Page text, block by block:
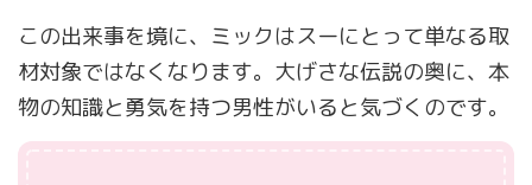
この出来事を境に、ミックはスーにとって単なる取
材対象ではなくなります。大げさな伝説の奥に、本
物の知識と勇気を持つ男性がいると気づくのです。